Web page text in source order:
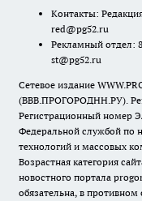
Контакты:
red@pg52.ru
Рекламный отдел:
st@pg52.ru
Сетевое издание
(ВВВ.ПРОГОРОДНН.РУ).
Регистрационный номер
Федеральной службой по
технологий и массовых
Возрастная категория
новостного портала
обязательна, в противном